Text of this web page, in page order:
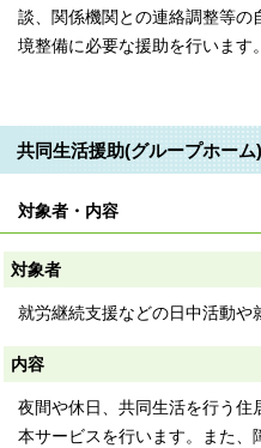
談、関係機関との連絡調整等の
境整備に必要な援助を行います。
共同生活援助(グループホーム)
対象者・内容
対象者
就労継続支援などの日中活動や
内容
夜間や休日、共同生活を行う住
本サービスを行います。また